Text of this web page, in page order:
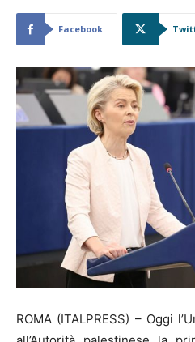
Facebook
ROMA (ITALPRESS) – Oggi